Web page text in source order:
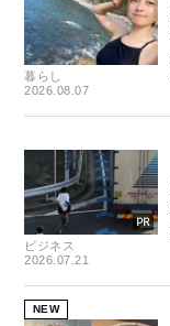
暮らし
2026.08.07
ビジネス
2026.07.21
NEW